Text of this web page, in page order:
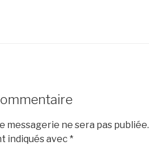
messagerie ne sera pas publiée.
indiqués avec *